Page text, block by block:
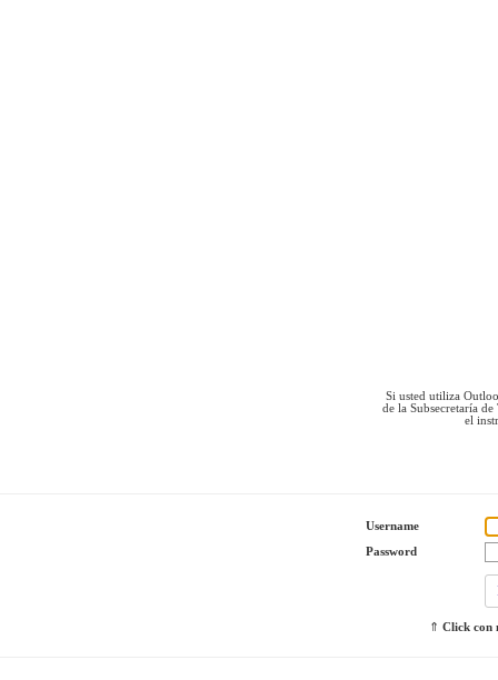
Si usted utiliza
de la Subsecretaría
el
Username
Password
⇑ Click con